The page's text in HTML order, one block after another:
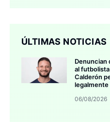
ÚLTIMAS NOTICIAS
Denuncian
al
Calderón
legalmente
06/08/2026